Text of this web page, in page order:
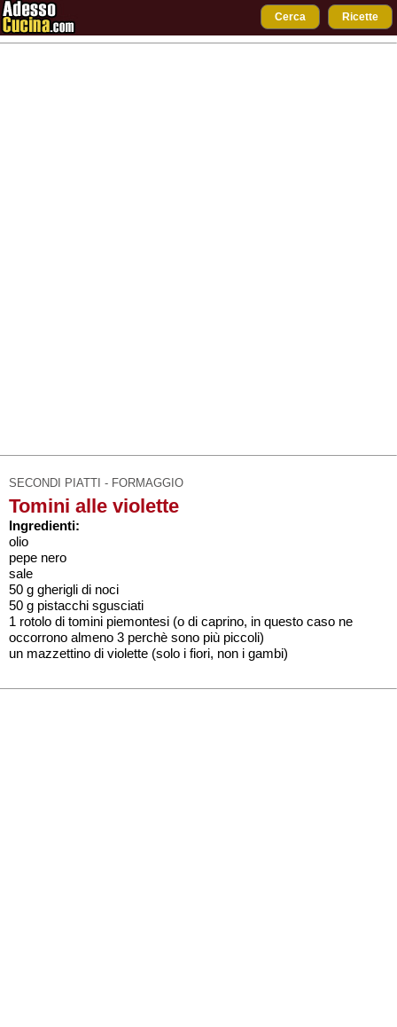
Cerca Ricette
SECONDI PIATTI - FORMAGGIO
Tomini alle violette
Ingredienti:
olio
pepe nero
sale
50 g gherigli di noci
50 g pistacchi sgusciati
1 rotolo di tomini piemontesi (o di caprino, in questo caso ne
occorrono almeno 3 perchè sono più piccoli)
un mazzettino di violette (solo i fiori, non i gambi)